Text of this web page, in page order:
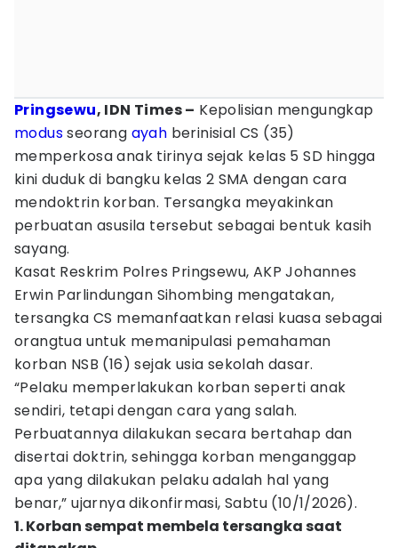
Pringsewu, IDN Times – Kepolisian mengungkap
modusseorang ayah berinisial CS (35)
memperkosa anak tirinya sejak kelas 5 SD hingga
kini duduk di bangku kelas 2 SMA dengan cara
mendoktrin korban. Tersangka meyakinkan
perbuatan asusila tersebut sebagai bentuk kasih
sayang.
Kasat Reskrim Polres Pringsewu, AKP Johannes
Erwin Parlindungan Sihombing mengatakan,
tersangka CS memanfaatkan relasi kuasa sebagai
orangtua untuk memanipulasi pemahaman
korban NSB (16) sejak usia sekolah dasar.
“Pelaku memperlakukan korban seperti anak
sendiri, tetapi dengan cara yang salah.
Perbuatannya dilakukan secara bertahap dan
disertai doktrin, sehingga korban menganggap
apa yang dilakukan pelaku adalah hal yang
benar,” ujarnya dikonfirmasi, Sabtu (10/1/2026).
1. Korban sempat membela tersangka saat